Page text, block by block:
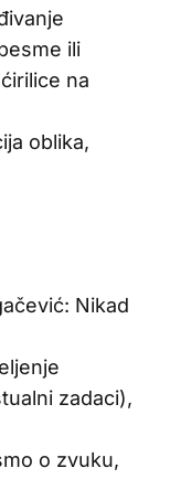
ili
na
oblika,
Nikad
zadaci),
o zvuku,